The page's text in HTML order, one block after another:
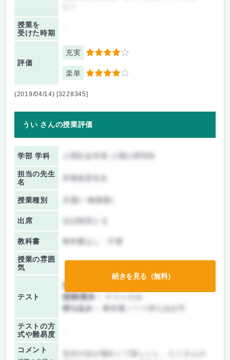
授業を
受けた時期
評価
充実 4
楽単 4
(2019/04/14) [3228345]
うい さんの授業評価
学部 学科
担当の先生
名
伊東俊彦先生
授業種別 共通(一般教養)
出席 ほぼ毎回とる
教科書 教科書なし・不要
授業の雰囲
気
テスト
前期/中間：
後期/期末：
持ち込み：
教科書ノート持ち込み可
テストの方
式や難易度
コメント
続きを見る（無料）